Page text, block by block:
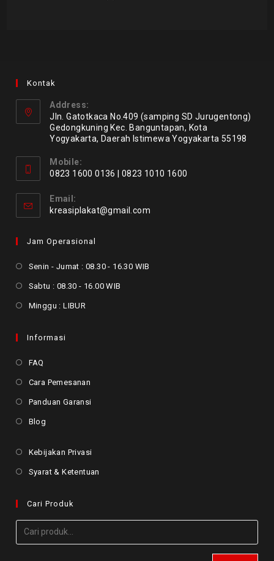
Kontak
Address:
Jln. Gatotkaca No.409 (samping SD Jurugentong)
Gedongkuning Kec. Banguntapan, Kota
Yogyakarta, Daerah Istimewa Yogyakarta 55198
Mobile:
0823 1600 0136 | 0823 1010 1600
Email:
kreasiplakat@gmail.com
Jam Operasional
Senin - Jumat : 08.30 - 16.30 WIB
Sabtu : 08.30 - 16.00 WIB
Minggu : LIBUR
Informasi
FAQ
Cara Pemesanan
Panduan Garansi
Blog
Kebijakan Privasi
Syarat & Ketentuan
Cari Produk